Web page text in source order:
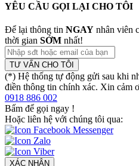
YÊU CẦU GỌI LẠI CHO TÔI
Để lại thông tin NGAY nhân viên
thời gian SỚM nhất!
TƯ VẤN CHO TÔI
(*) Hệ thống tự động gửi sau khi
điền thông tin chính xác. Xin cảm
0918 886 002
Bấm để gọi ngay !
Hoặc liên hệ với chúng tôi qua:
XÁC NHẬN